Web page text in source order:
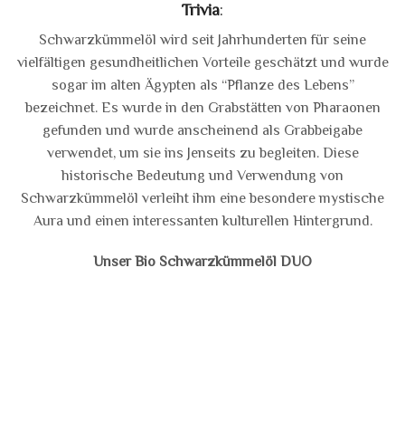
Trivia:
Schwarzkümmelöl wird seit Jahrhunderten für seine
vielfältigen gesundheitlichen Vorteile geschätzt und wurde
sogar im alten Ägypten als “Pflanze des Lebens”
bezeichnet. Es wurde in den Grabstätten von Pharaonen
gefunden und wurde anscheinend als Grabbeigabe
verwendet, um sie ins Jenseits zu begleiten. Diese
historische Bedeutung und Verwendung von
Schwarzkümmelöl verleiht ihm eine besondere mystische
Aura und einen interessanten kulturellen Hintergrund.
Unser Bio Schwarzkümmelöl DUO